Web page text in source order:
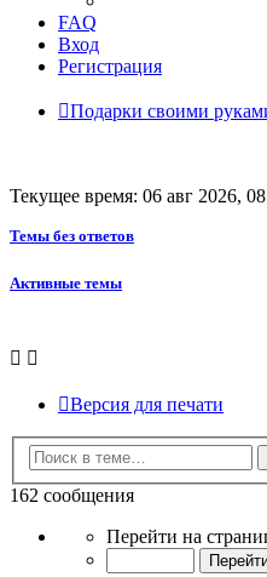
FAQ
Вход
Регистрация
Подарки своими
Текущее время: 06 авг 2026,
Темы без ответов
Активные темы
Версия для печати
162 сообщения
СтраницаПерейти на